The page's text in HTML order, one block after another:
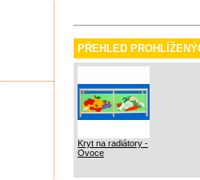
PŘEHLED
Kryt na radiátory -
Ovoce